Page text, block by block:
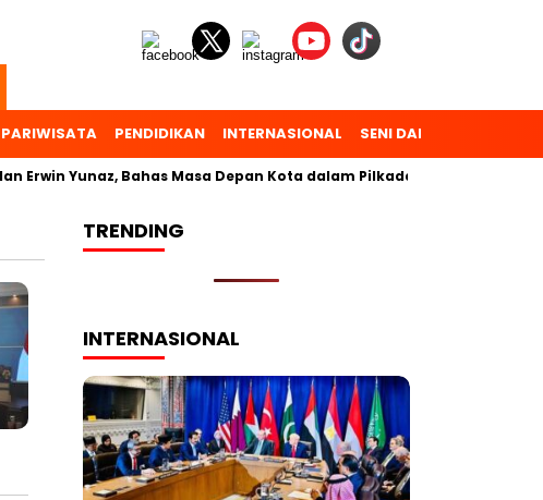
PARIWISATA PENDIDIKAN INTERNASIONAL SENI DAN BUDAYA
Erwin Yunaz, Bahas Masa Depan Kota dalam Pilkada
TRENDING
INTERNASIONAL